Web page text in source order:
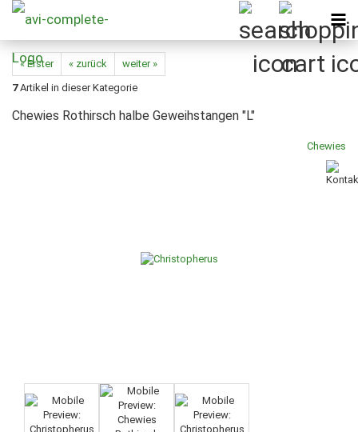
« Erster « zurück
weiter »
7Artikel in dieser Kategorie
Chewies Rothirsch halbe Geweihstangen "L"
Chewies